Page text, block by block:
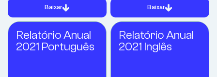
Baixar Baixar
Relatório Anual
2021 Português
Relatório Anual
2021 Inglês